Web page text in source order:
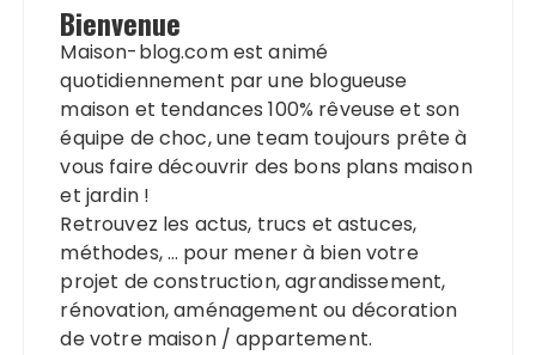
Bienvenue
Maison-blog.com est animé
quotidiennement par une blogueuse
maison et tendances 100% rêveuse et son
équipe de choc, une team toujours prête à
vous faire découvrir des bons plans maison
et jardin !
Retrouvez les actus, trucs et astuces,
méthodes, … pour mener à bien votre
projet de construction, agrandissement,
rénovation, aménagement ou décoration
de votre maison / appartement.